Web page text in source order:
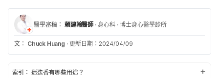
醫學審稿： 賴建翰醫師 · 身心科 · 博士身心醫學診所
文： Chuck Huang · 更新日期：2024/04/09
索引： 迷迭香有哪些用途？